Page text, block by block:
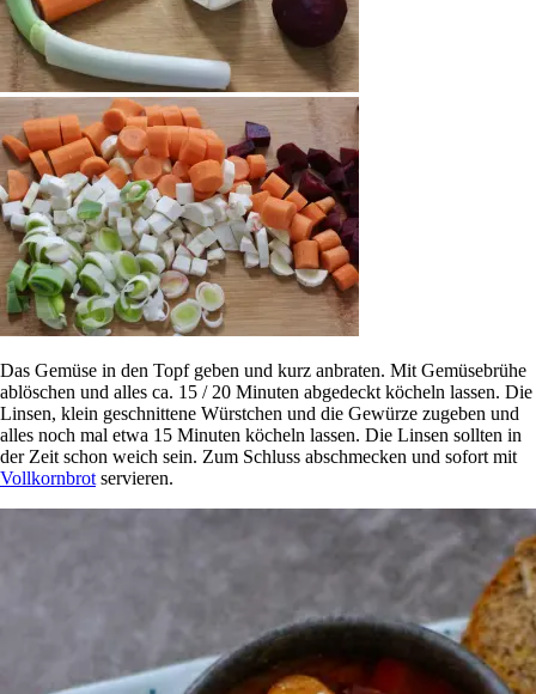
Das Gemüse in den Topf geben und kurz anbraten. Mit Gemüsebrühe
ablöschen und alles ca. 15 / 20 Minuten abgedeckt köcheln lassen. Die
Linsen, klein geschnittene Würstchen und die Gewürze zugeben und
alles noch mal etwa 15 Minuten köcheln lassen. Die Linsen sollten in
der Zeit schon weich sein. Zum Schluss abschmecken und sofort mit
Vollkornbrot servieren.